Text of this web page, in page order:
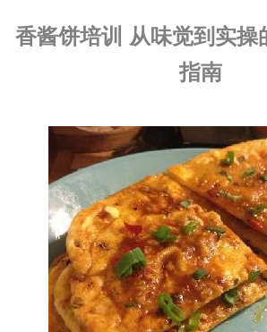
香酱饼培训 从味觉到实操
指南